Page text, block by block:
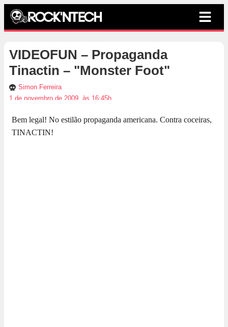
VIDEOFUN – Propaganda
Tinactin – "Monster Foot"
Simon Ferreira
1 de novembro de 2009, às 16:45h
Bem legal! No estilão propaganda americana. Contra coceiras,
TINACTIN!